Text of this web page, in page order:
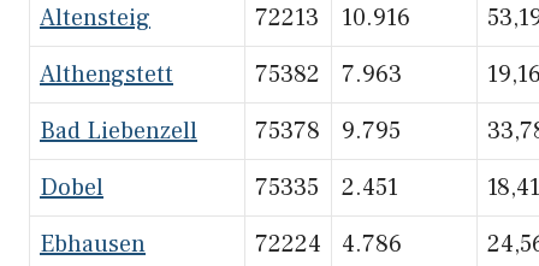
Altensteig 72213 10.916
Althengstett
75382 7.963
Bad Liebenzell
75378 9.795
Dobel
75335 2.451
18,41
Ebhausen
72224 4.786